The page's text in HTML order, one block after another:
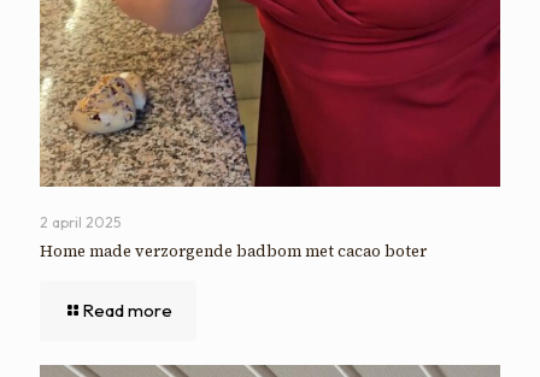
2 april 2025
Home made verzorgende badbom met cacao boter
Read more